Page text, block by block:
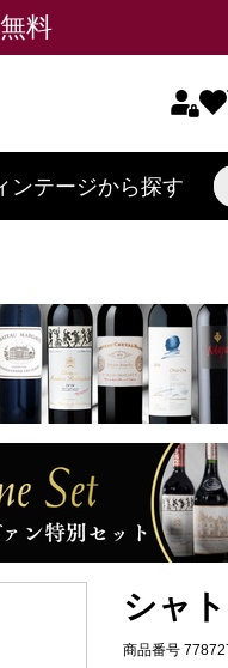
料
ンテージから探す
シャ
商品番号